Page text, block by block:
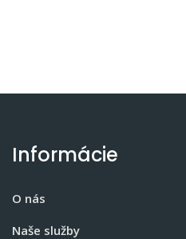
Informácie
O nás
Naše služby